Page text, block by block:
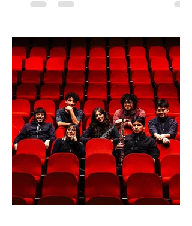
Preventa Exclusiva Santander con 30%
stock). Posterior a esta preventa exclusiva
se da inicio a la segunda etapa con una
preventa con 20% descuento para los
clientes del mismo banco y 20% para las
personas que se pre inscribieron y el miérc